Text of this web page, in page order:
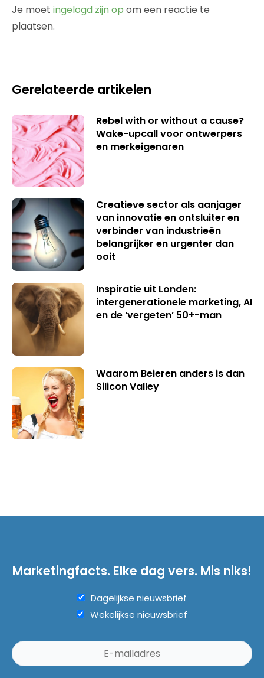
Je moet ingelogd zijn op om een reactie te
plaatsen.
Gerelateerde artikelen
Rebel with or without a cause?
Wake-upcall voor ontwerpers
en merkeigenaren
Creatieve sector als aanjager
van innovatie en ontsluiter en
verbinder van industrieën
belangrijker en urgenter dan
ooit
Inspiratie uit Londen:
intergenerationele marketing, AI
en de ‘vergeten’ 50+-man
Waarom Beieren anders is dan
Silicon Valley
Marketingfacts. Elke dag vers. Mis niks!
Dagelijkse nieuwsbrief
Wekelijkse nieuwsbrief